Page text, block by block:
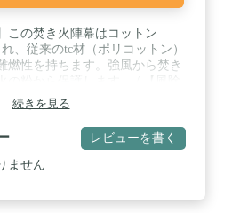
この焚き火陣幕はコットン
れ、従来のtc材（ポリコットン）
燃性を持ちます。強風から焚き
の陣幕型ミニウインドスクリー
、火を安定に燃やさせるための
ちます。薪ストーブ、バーベキ
グリル、焚き火台などに適して
料理や食材をほこりから保護
続きを見る
レビューを書く
ません